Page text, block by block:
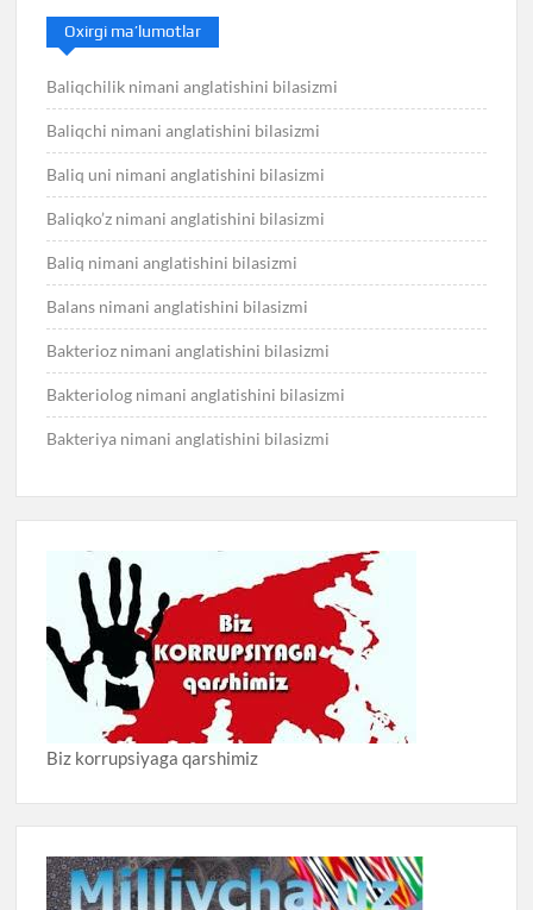
Oxirgi ma’lumotlar
Baliqchilik nimani anglatishini bilasizmi
Baliqchi nimani anglatishini bilasizmi
Baliq uni nimani anglatishini bilasizmi
Baliqko’z nimani anglatishini bilasizmi
Baliq nimani anglatishini bilasizmi
Balans nimani anglatishini bilasizmi
Bakterioz nimani anglatishini bilasizmi
Bakteriolog nimani anglatishini bilasizmi
Bakteriya nimani anglatishini bilasizmi
Biz korrupsiyaga qarshimiz